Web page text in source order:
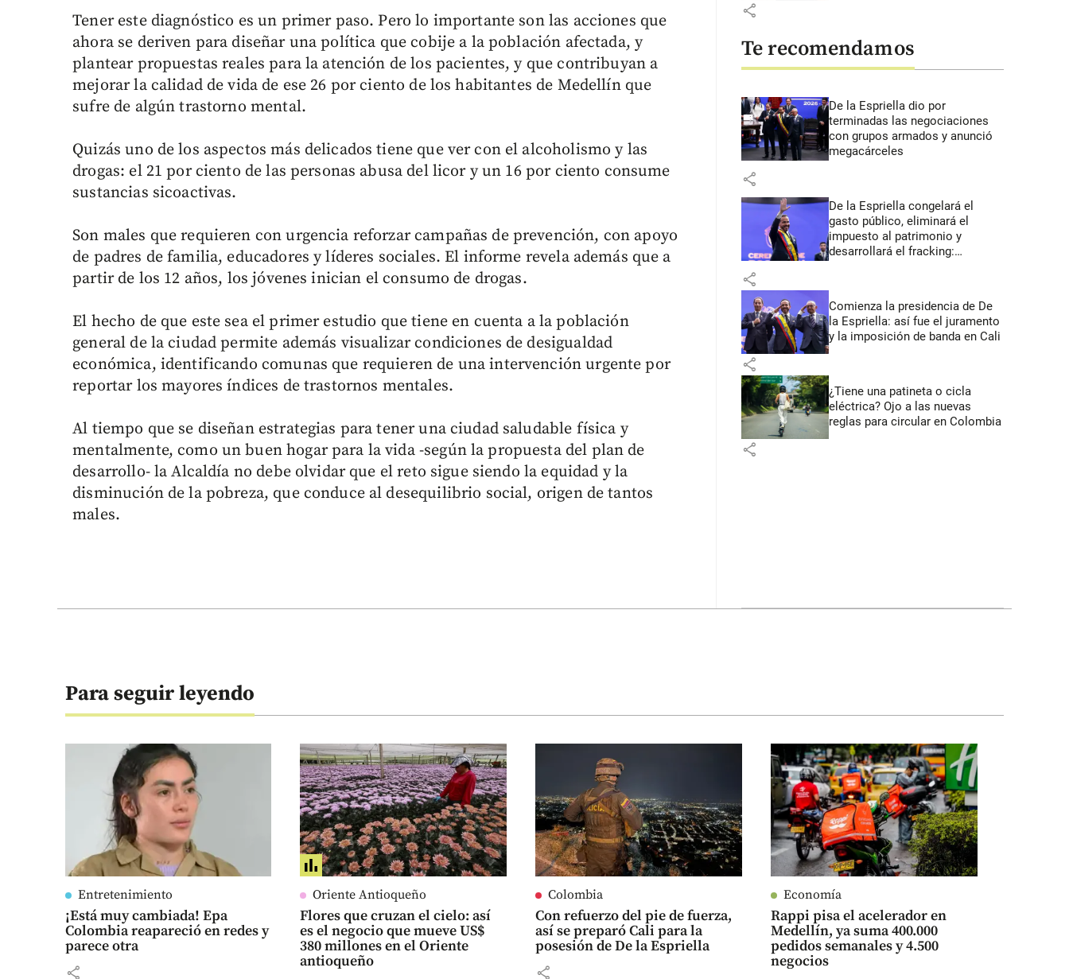
Tener este diagnóstico es un primer paso. Pero lo importante son las acciones que
ahora se deriven para diseñar una política que cobije a la población afectada, y
plantear propuestas reales para la atención de los pacientes, y que contribuyan a
mejorar la calidad de vida de ese 26 por ciento de los habitantes de Medellín que
sufre de algún trastorno mental.
Quizás uno de los aspectos más delicados tiene que ver con el alcoholismo y las
drogas: el 21 por ciento de las personas abusa del licor y un 16 por ciento consume
sustancias sicoactivas.
Son males que requieren con urgencia reforzar campañas de prevención, con apoyo
de padres de familia, educadores y líderes sociales. El informe revela además que a
partir de los 12 años, los jóvenes inician el consumo de drogas.
El hecho de que este sea el primer estudio que tiene en cuenta a la población
general de la ciudad permite además visualizar condiciones de desigualdad
económica, identificando comunas que requieren de una intervención urgente por
reportar los mayores índices de trastornos mentales.
Al tiempo que se diseñan estrategias para tener una ciudad saludable física y
mentalmente, como un buen hogar para la vida -según la propuesta del plan de
desarrollo- la Alcaldía no debe olvidar que el reto sigue siendo la equidad y la
disminución de la pobreza, que conduce al desequilibrio social, origen de tantos
males.
share
Te recomendamos
De la Espriella dio por
terminadas las negociaciones
con grupos armados y anunció
megacárceles
share
De la Espriella congelará el
gasto público, eliminará el
impuesto al patrimonio y
desarrollará el fracking:
share
Comienza la presidencia de De
la Espriella: así fue el juramento
y la imposición de banda en Cali
share
¿Tiene una patineta o cicla
eléctrica? Ojo a las nuevas
reglas para circular en Colombia
share
Para seguir leyendo
Entretenimiento
¡Está muy cambiada! Epa
Colombia reapareció en redes y
parece otra
share
Oriente Antioqueño
Flores que cruzan el cielo: así
es el negocio que mueve US$
380 millones en el Oriente
antioqueño
Colombia
Con refuerzo del pie de fuerza,
así se preparó Cali para la
posesión de De la Espriella
share
Economía
Rappi pisa el acelerador en
Medellín, ya suma 400.000
pedidos semanales y 4.500
negocios